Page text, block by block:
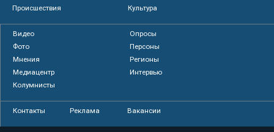
Происшествия
Культура
Видео
Опросы
Фото
Персоны
Мнения
Регионы
Медиацентр
Интервью
Колумнисты
Контакты Реклама Вакансии